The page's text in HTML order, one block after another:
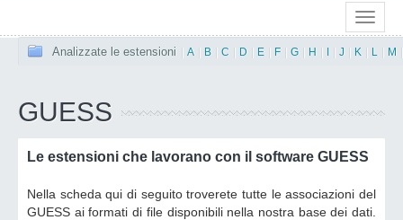
Analizzate le estensioni A B C D E F G H J K L M
GUESS
Le estensioni che lavorano con il software GUESS
Nella scheda qui di seguito troverete tutte le associazioni del
GUESS ai formati di file disponibili nella nostra base dei dati.